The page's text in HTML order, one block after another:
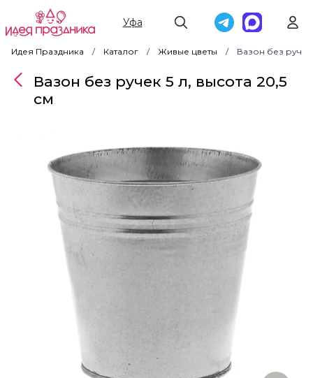
Уфа
Идея Праздника Каталог Живые цветы Вазон без ручек
Вазон без ручек 5 л, высота 20,5
см